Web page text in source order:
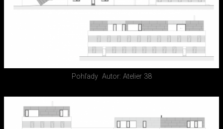
Pohľady Autor: Atelier 38